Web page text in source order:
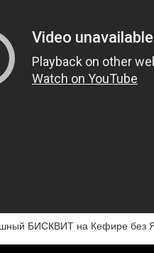
БИСКВИТ на Кефире без